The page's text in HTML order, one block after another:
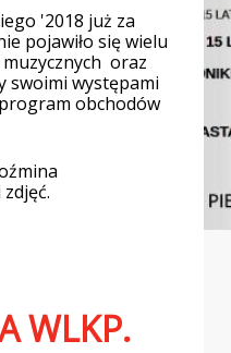
'2018 już za
pojawiło się wielu
muzycznych oraz
swoimi występami
obchodów
WLKP.